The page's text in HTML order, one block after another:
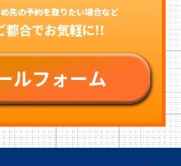
先の予約を取りたい場合など
都合でお気軽に!!